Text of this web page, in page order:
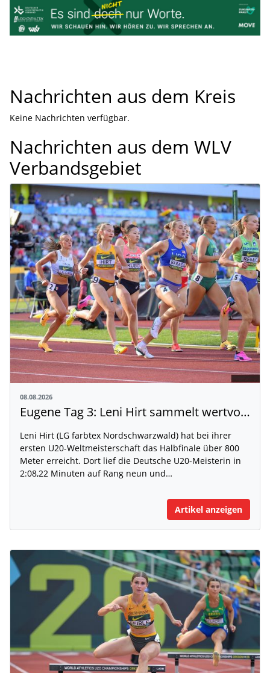
Nachrichten aus dem Kreis
Keine Nachrichten verfügbar.
Nachrichten aus dem WLV
Verbandsgebiet
08.08.2026
Eugene Tag 3: Leni Hirt sammelt wertvolle WM-Erfahrung
Leni Hirt (LG farbtex Nordschwarzwald) hat bei ihrer
ersten U20-Weltmeisterschaft das Halbfinale über 800
Meter erreicht. Dort lief die Deutsche U20-Meisterin in
2:08,22 Minuten auf Rang neun und…
Artikel anzeigen